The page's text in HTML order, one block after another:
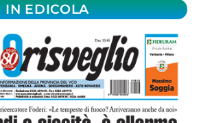
IN EDICOLA